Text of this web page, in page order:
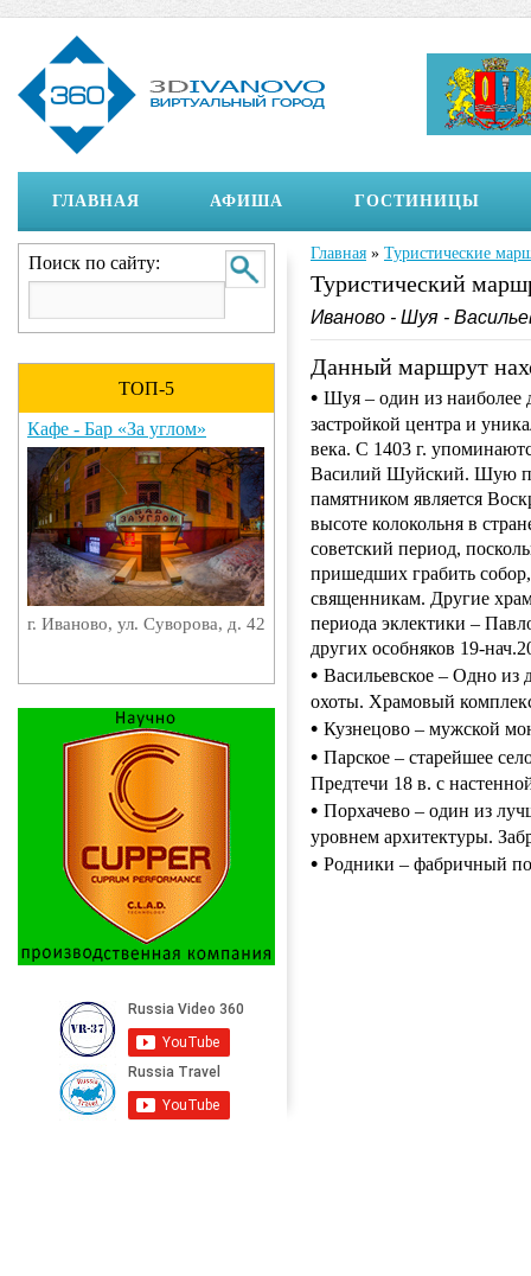
ГЛАВНАЯ АФИША ГОСТИНИЦЫ
Вы здесь
Главная » Туристические
Туристический
Иваново - Шуя -
Данный маршрут
• Шуя – один из наиболее
застройкой центра и
века. С 1403 г.
Василий Шуйский. Шую
памятником является
высоте колокольня в
советский период,
пришедших грабить
священникам. Другие
периода эклектики –
других особняков 19-
• Васильевское – Одно из
охоты. Храмовый
• Кузнецово – мужской
• Парское – старейшее
Предтечи 18 в. с
• Порхачево – один из
уровнем архитектуры.
• Родники – фабричный
Поиск по сайту:
ТОП-5
Кафе - Бар «За углом»
г. Иваново, ул. Суворова, д. 42